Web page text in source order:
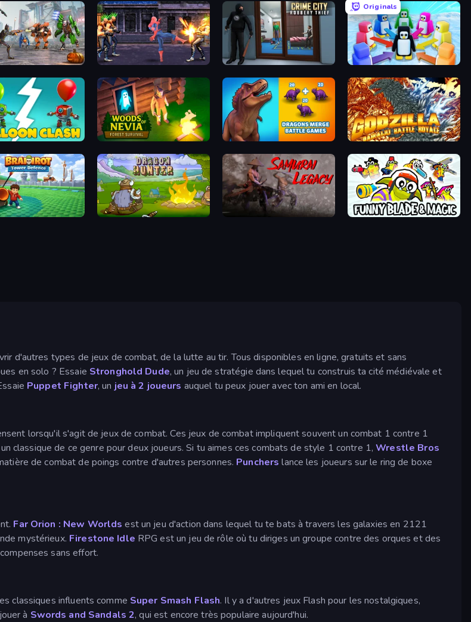
Flying Bat Robot Car Transform Game Spider Hero Street Fight Crime City Robbery Thief Games
Originals
Knockout!
Clash Woods of Nevia: Forest Survival Dragons Merge: Battle Games Godzilla Daikaiju Battle Royale
Tower Defence Dragon Hunter Samurai Legacy Funny Blade & Magic
d'autres types de jeux de combat, de la lutte au tir. Tous disponibles en ligne, gratuits et sans
en solo ? Essaie Stronghold Dude, un jeu de stratégie dans lequel tu construis ta cité médiévale et
Puppet Fighter, un jeu à 2 joueurs auquel tu peux jouer avec ton ami en local.
lorsqu'il s'agit de jeux de combat. Ces jeux de combat impliquent souvent un combat 1 contre 1
classique de ce genre pour deux joueurs. Si tu aimes ces combats de style 1 contre 1,Wrestle Bros
de combat de poings contre d'autres personnes. Punchers lance les joueurs sur le ring de boxe
Far Orion : New Worlds est un jeu d'action dans lequel tu te bats à travers les galaxies en 2121
mystérieux. Firestone Idle RPG est un jeu de rôle où tu diriges un groupe contre des orques et des
sans effort.
classiques influents comme Super Smash Flash. Il y a d'autres jeux Flash pour les nostalgiques,
à Swords and Sandals 2, qui est encore très populaire aujourd'hui.